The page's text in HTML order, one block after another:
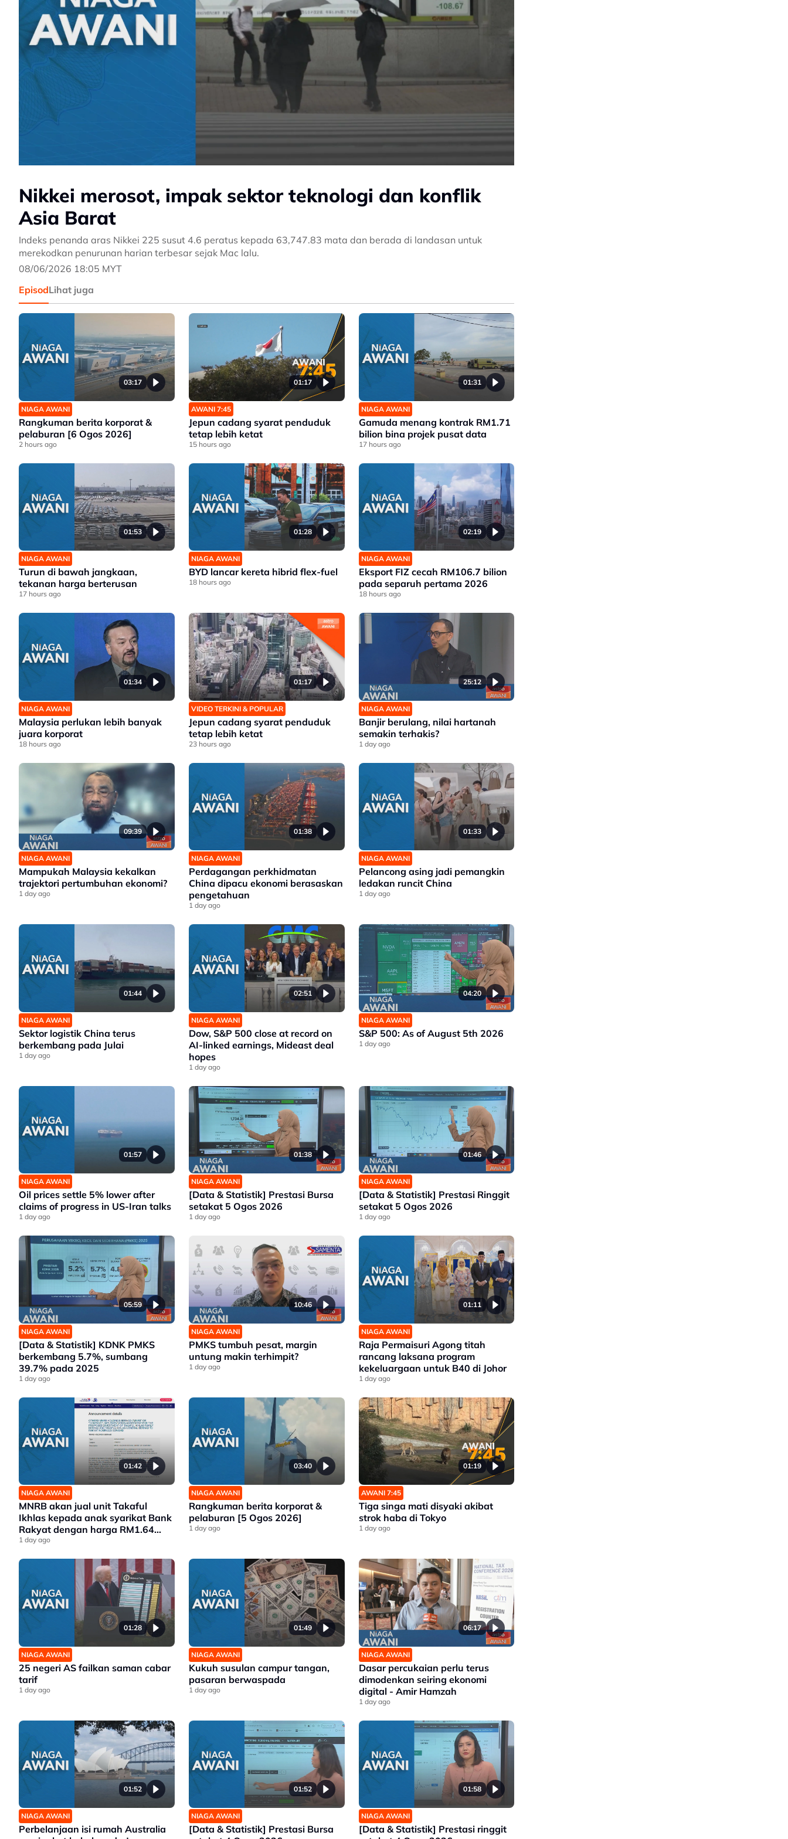
Nikkei merosot, impak sektor teknologi dan konflik
Asia Barat
Indeks penanda aras Nikkei 225 susut 4.6 peratus kepada 63,747.83 mata dan berada di landasan untuk
merekodkan penurunan harian terbesar sejak Mac lalu.
08/06/2026 18:05 MYT
EpisodLihat juga
03:17
NIAGA AWANI
Rangkuman berita korporat &
pelaburan [6 Ogos 2026]
2 hours ago
01:17
AWANI 7:45
Jepun cadang syarat penduduk
tetap lebih ketat
15 hours ago
01:31
NIAGA AWANI
Gamuda menang kontrak RM1.71
bilion bina projek pusat data
17 hours ago
01:53
NIAGA AWANI
Turun di bawah jangkaan,
tekanan harga berterusan
17 hours ago
01:28
NIAGA AWANI
BYD lancar kereta hibrid flex-fuel
18 hours ago
02:19
NIAGA AWANI
Eksport FIZ cecah RM106.7 bilion
pada separuh pertama 2026
18 hours ago
01:34
NIAGA AWANI
Malaysia perlukan lebih banyak
juara korporat
18 hours ago
01:17
VIDEO TERKINI & POPULAR
Jepun cadang syarat penduduk
tetap lebih ketat
23 hours ago
25:12
NIAGA AWANI
Banjir berulang, nilai hartanah
semakin terhakis?
1 day ago
09:39
NIAGA AWANI
Mampukah Malaysia kekalkan
trajektori pertumbuhan ekonomi?
1 day ago
01:38
NIAGA AWANI
Perdagangan perkhidmatan
China dipacu ekonomi berasaskan
pengetahuan
1 day ago
01:33
NIAGA AWANI
Pelancong asing jadi pemangkin
ledakan runcit China
1 day ago
01:44
NIAGA AWANI
Sektor logistik China terus
berkembang pada Julai
1 day ago
02:51
NIAGA AWANI
Dow, S&P 500 close at record on
AI-linked earnings, Mideast deal
hopes
1 day ago
04:20
NIAGA AWANI
S&P 500: As of August 5th 2026
1 day ago
01:57
NIAGA AWANI
Oil prices settle 5% lower after
claims of progress in US-Iran talks
1 day ago
01:38
NIAGA AWANI
[Data & Statistik] Prestasi Bursa
setakat 5 Ogos 2026
1 day ago
01:46
NIAGA AWANI
[Data & Statistik] Prestasi Ringgit
setakat 5 Ogos 2026
1 day ago
05:59
NIAGA AWANI
[Data & Statistik] KDNK PMKS
berkembang 5.7%, sumbang
39.7% pada 2025
1 day ago
10:46
NIAGA AWANI
PMKS tumbuh pesat, margin
untung makin terhimpit?
1 day ago
01:11
NIAGA AWANI
Raja Permaisuri Agong titah
rancang laksana program
kekeluargaan untuk B40 di Johor
1 day ago
01:42
NIAGA AWANI
MNRB akan jual unit Takaful
Ikhlas kepada anak syarikat Bank
Rakyat dengan harga RM1.64
bilion
1 day ago
03:40
NIAGA AWANI
Rangkuman berita korporat &
pelaburan [5 Ogos 2026]
1 day ago
01:19
AWANI 7:45
Tiga singa mati disyaki akibat
strok haba di Tokyo
1 day ago
01:28
NIAGA AWANI
25 negeri AS failkan saman cabar
tarif
1 day ago
01:49
NIAGA AWANI
Kukuh susulan campur tangan,
pasaran berwaspada
1 day ago
06:17
NIAGA AWANI
Dasar percukaian perlu terus
dimodenkan seiring ekonomi
digital - Amir Hamzah
1 day ago
01:52
NIAGA AWANI
Perbelanjaan isi rumah Australia
01:52
NIAGA AWANI
[Data & Statistik] Prestasi Bursa
01:58
NIAGA AWANI
[Data & Statistik] Prestasi ringgit